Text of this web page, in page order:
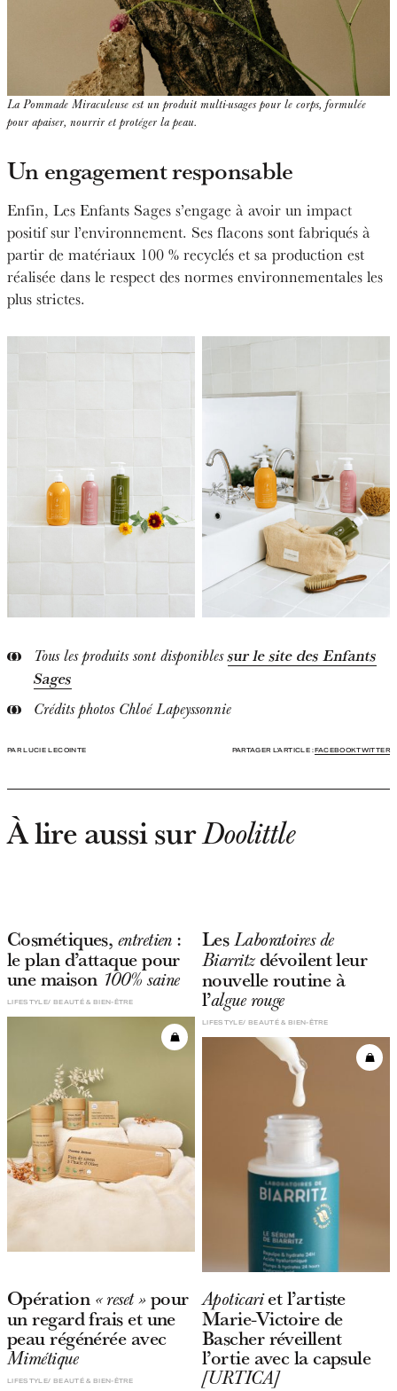
La Pommade Miraculeuse est un produit multi-usages pour le corps, formulée
pour apaiser, nourrir et protéger la peau.
Un engagement responsable
Enfin, Les Enfants Sages s’engage à avoir un impact
positif sur l’environnement. Ses flacons sont fabriqués à
partir de matériaux 100 % recyclés et sa production est
réalisée dans le respect des normes environnementales les
plus strictes.
Tous les produits sont disponiblessur le site des Enfants
Sages
Crédits photos Chloé Lapeyssonnie
PAR LUCIE LECOINTE PARTAGER L'ARTICLE :FACEBOOKTWITTER
À lire aussi surDoolittle
Cosmétiques, entretien:
le plan d’attaque pour
une maison 100% saine
BEAUTÉ & BIEN-ÊTRE
LIFESTYLE
LesLaboratoires de
Biarritzdévoilent leur
nouvelle routine à
l’algue rouge
BEAUTÉ & BIEN-ÊTRE
LIFESTYLE
Opération « reset »pour
un regard frais et une
peau régénérée avec
Mimétique
BEAUTÉ & BIEN-ÊTRE
LIFESTYLE
Apoticariet l’artiste
Marie-Victoire de
Bascher réveillent
l’ortie avec la capsule
[URTICA]